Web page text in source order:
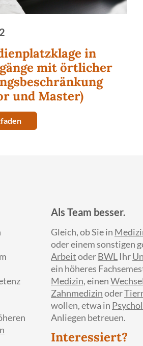
in
mit örtlicher
und Master)
Als Team besser.
Gleich, ob Sie in
oder einem sonstigen
ArbeitoderBWL Ihr
ein höheres
Medizin, einen
Zahnmedizinoder
wollen, etwa in
Anliegen betreuen.
Interessiert?